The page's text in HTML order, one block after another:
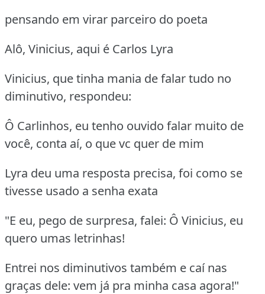
pensando em virar parceiro do poeta
Alô, Vinicius, aqui é Carlos Lyra
Vinicius, que tinha mania de falar tudo no
diminutivo, respondeu:
Ô Carlinhos, eu tenho ouvido falar muito de
você, conta aí, o que vc quer de mim
Lyra deu uma resposta precisa, foi como se
tivesse usado a senha exata
"E eu, pego de surpresa, falei: Ô Vinicius, eu
quero umas letrinhas!
Entrei nos diminutivos também e caí nas
graças dele: vem já pra minha casa agora!"